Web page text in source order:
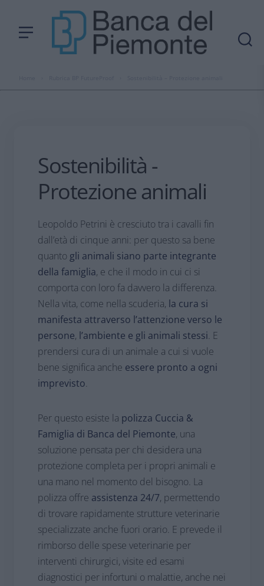
Sostenibilità -
Protezione animali
Leopoldo Petrini è cresciuto tra i cavalli fin
dall’età di cinque anni: per questo sa bene
quanto gli animali siano parte integrante
della famiglia, e che il modo in cui ci si
comporta con loro fa davvero la differenza.
Nella vita, come nella scuderia, la cura si
manifesta attraverso l’attenzione verso le
persone, l’ambiente e gli animali stessi. E
prendersi cura di un animale a cui si vuole
bene significa anche essere pronto a ogni
imprevisto.
Per questo esiste la polizza Cuccia &
Famiglia di Banca del Piemonte, una
soluzione pensata per chi desidera una
protezione completa per i propri animali e
una mano nel momento del bisogno. La
polizza offre assistenza 24/7, permettendo
di trovare rapidamente strutture veterinarie
specializzate anche fuori orario. E prevede il
rimborso delle spese veterinarie per
interventi chirurgici, visite ed esami
diagnostici per infortuni o malattie, anche nei